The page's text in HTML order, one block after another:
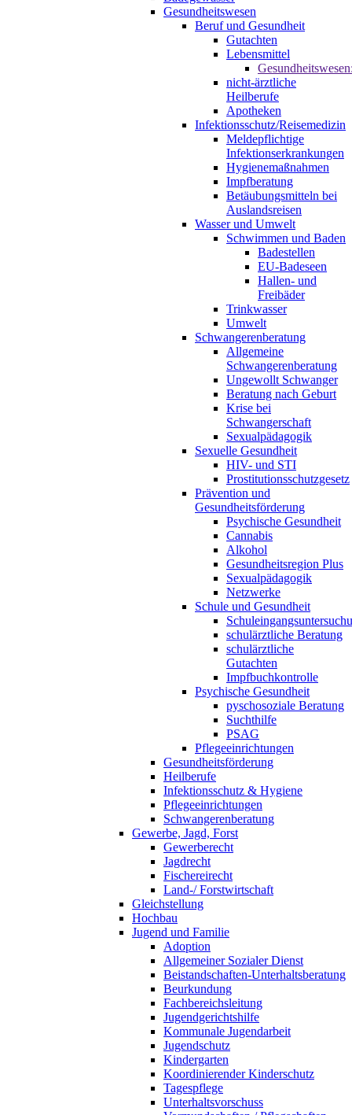
Gesundheitswesen
Beruf und Gesundheit
Gutachten
Lebensmittel
nicht-ärztliche
Heilberufe
Apotheken
Infektionsschutz/Reisemedizin
Meldepflichtige
Infektionserkrankungen
Hygienemaßnahmen
Impfberatung
Betäubungsmitteln bei
Auslandsreisen
Wasser und Umwelt
Schwimmen und Baden
Badestellen
EU-Badeseen
Hallen- und
Freibäder
Trinkwasser
Umwelt
Schwangerenberatung
Allgemeine
Schwangerenberatung
Ungewollt Schwanger
Beratung nach Geburt
Krise bei
Schwangerschaft
Sexualpädagogik
Sexuelle Gesundheit
HIV- und STI
Prostitutionsschutzgesetz
Prävention und
Gesundheitsförderung
Psychische Gesundheit
Cannabis
Alkohol
Gesundheitsregion Plus
Sexualpädagogik
Netzwerke
Schule und Gesundheit
schulärztliche Beratung
schulärztliche
Gutachten
Impfbuchkontrolle
Psychische Gesundheit
pyschosoziale Beratung
Suchthilfe
PSAG
Pflegeeinrichtungen
Gesundheitsförderung
Heilberufe
Infektionsschutz & Hygiene
Pflegeeinrichtungen
Schwangerenberatung
Gewerbe, Jagd, Forst
Gewerberecht
Jagdrecht
Fischereirecht
Land-/ Forstwirtschaft
Gleichstellung
Hochbau
Jugend und Familie
Adoption
Allgemeiner Sozialer Dienst
Beistandschaften-Unterhaltsberatung
Beurkundung
Fachbereichsleitung
Jugendgerichtshilfe
Kommunale Jugendarbeit
Jugendschutz
Kindergarten
Koordinierender Kinderschutz
Tagespflege
Unterhaltsvorschuss